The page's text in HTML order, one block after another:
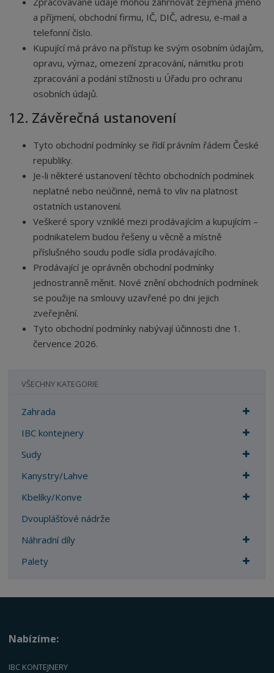
a příjmení, obchodní firmu, IČ, DIČ, adresu, e-mail a
telefonní číslo.
Kupující má právo na přístup ke svým osobním údajům,
opravu, výmaz, omezení zpracování, námitku proti
zpracování a podání stížnosti u Úřadu pro ochranu
osobních údajů.
12. Závěrečná ustanovení
Tyto obchodní podmínky se řídí právním řádem České
republiky.
Je-li některé ustanovení těchto obchodních podmínek
neplatné nebo neúčinné, nemá to vliv na platnost
ostatních ustanovení.
Veškeré spory vzniklé mezi prodávajícím a kupujícím –
podnikatelem budou řešeny u věcně a místně
příslušného soudu podle sídla prodávajícího.
Prodávající je oprávněn obchodní podmínky
jednostranně měnit. Nové znění obchodních podmínek
se použije na smlouvy uzavřené po dni jejich
zveřejnění.
Tyto obchodní podmínky nabývají účinnosti dne 1.
července 2026.
VŠECHNY KATEGORIE
Zahrada
IBC kontejnery
Sudy
Kanystry/Lahve
Kbelíky/Konve
Dvouplášťové nádrže
Náhradní díly
Palety
Nabízíme:
IBC KONTEJNERY